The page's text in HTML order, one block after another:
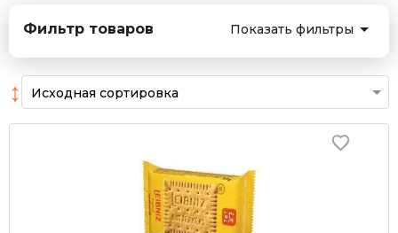
Фильтр товаров Показать фильтры
↕